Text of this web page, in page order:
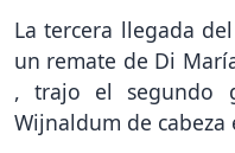
La tercera llegada
un remate de Di
, trajo el segundo
Wijnaldum de